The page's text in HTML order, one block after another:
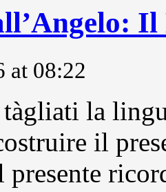
at 08:22
la
il